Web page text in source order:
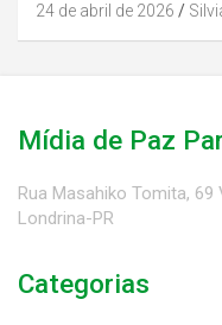
24 de abril de 2026
Mídia de Paz
Rua Masahiko Tomita,
Londrina-PR
Categorias